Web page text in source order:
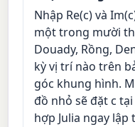
Nhập Re(c) và
một trong mười
Douady, Rồng,
kỳ vị trí nào trên
góc khung hình.
đồ nhỏ sẽ đặt c
hợp Julia ngay lập